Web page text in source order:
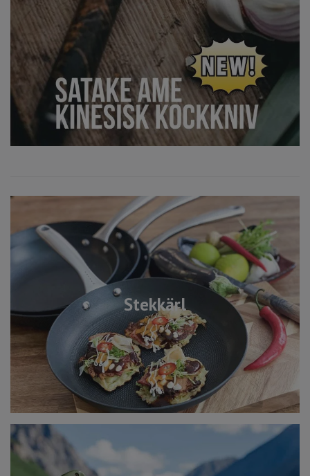
Stekkärl